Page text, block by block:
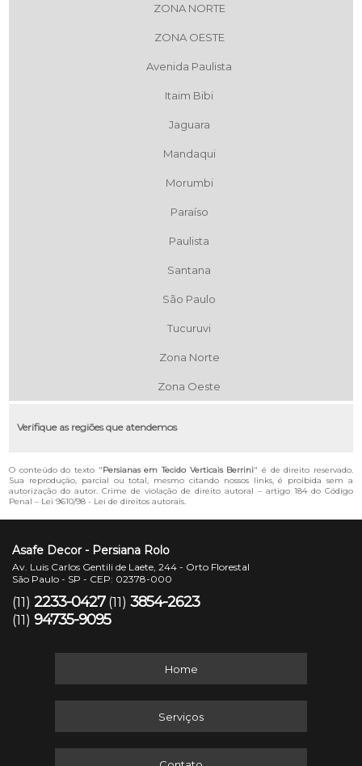
ZONA NORTE
ZONA OESTE
Avenida Paulista
Itaim Bibi
Jaguara
Mandaqui
Morumbi
Paraíso
Paulista
Santana
São Paulo
Tucuruvi
Zona Norte
Zona Oeste
Verifique as regiões que atendemos
O conteúdo do texto "Persianas em Tecido Verticais Berrini" é de direito reservado.
Sua reprodução, parcial ou total, mesmo citando nossos links, é proibida sem a
autorização do autor. Crime de violação de direito autoral – artigo 184 do Código
Penal – Lei 9610/98 - Lei de direitos autorais.
Asafe Decor - Persiana Rolo
Av. Luis Carlos Gentili de Laete, 244 - Orto Florestal
São Paulo - SP - CEP: 02378-000
(11) 2233-0427 (11) 3854-2623
(11) 94735-9095
Home
Serviços